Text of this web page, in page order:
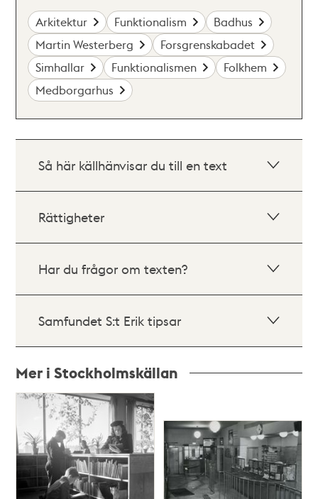
Arkitektur Funktionalism
Badhus
Martin Westerberg
Forsgrenskabadet
Simhallar
Funktionalismen
Folkhem
Medborgarhus
Så här källhänvisar du till en text
Rättigheter
Har du frågor om texten?
Samfundet S:t Erik tipsar
Mer i Stockholmskällan
Relaterade
och
teman